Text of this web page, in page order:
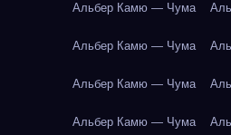
Альбер Камю — Чума
Альбер Камю — Чума
Альбер Камю — Чума
Альбер Камю — Чума